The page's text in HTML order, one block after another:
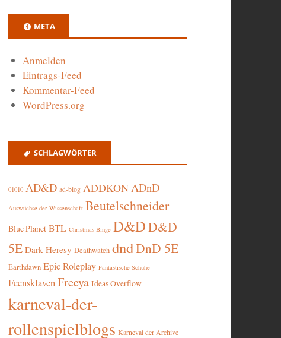
META
Anmelden
Eintrags-Feed
Kommentar-Feed
WordPress.org
SCHLAGWÖRTER
01010 AD&D ad-blog ADDKONADnD
Auswüchse der Wissenschaft Beutelschneider
Blue Planet BTL Christmas Binge D&DD&D
5E Dark Heresy Deathwatch dndDnD 5E
Earthdawn Epic Roleplay Fantastische Schuhe
Feensklaven Freeya Ideas Overflow
karneval-der-
rollenspielblogs Karneval der Archive